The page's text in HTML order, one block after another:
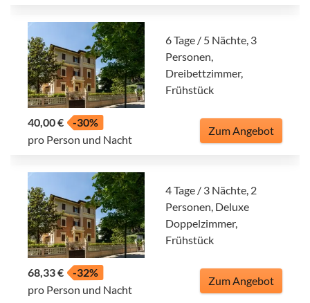
6 Tage / 5 Nächte, 3
Personen,
Dreibettzimmer,
Frühstück
40,00 €
-30%
pro Person und Nacht
Zum Angebot
4 Tage / 3 Nächte, 2
Personen, Deluxe
Doppelzimmer,
Frühstück
68,33 €
-32%
pro Person und Nacht
Zum Angebot